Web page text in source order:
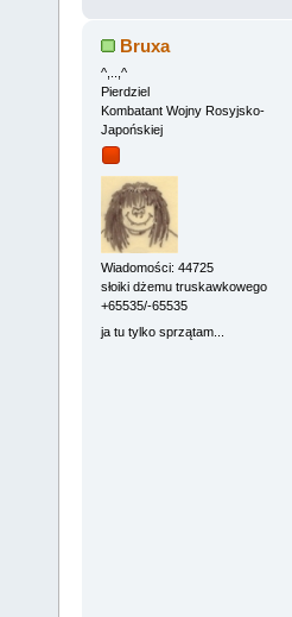
Bruxa
^,..,^
Pierdziel
Kombatant Wojny Rosyjsko-
Japońskiej
Wiadomości: 44725
słoiki dżemu truskawkowego
+65535/-65535
ja tu tylko sprzątam...